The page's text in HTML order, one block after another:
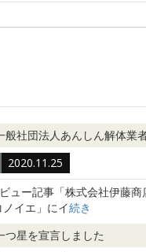
般社団法人あんしん解体業
2020.11.25
ュー記事「株式会社伊藤
ノイエ」にイ続き
つ星を宣言しました